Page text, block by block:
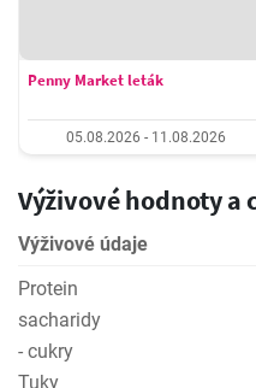
Penny Market leták
05.08.2026 - 11.08.2026
Výživové hodnoty a
Výživové údaje
Protein
sacharidy
- cukry
Tuky